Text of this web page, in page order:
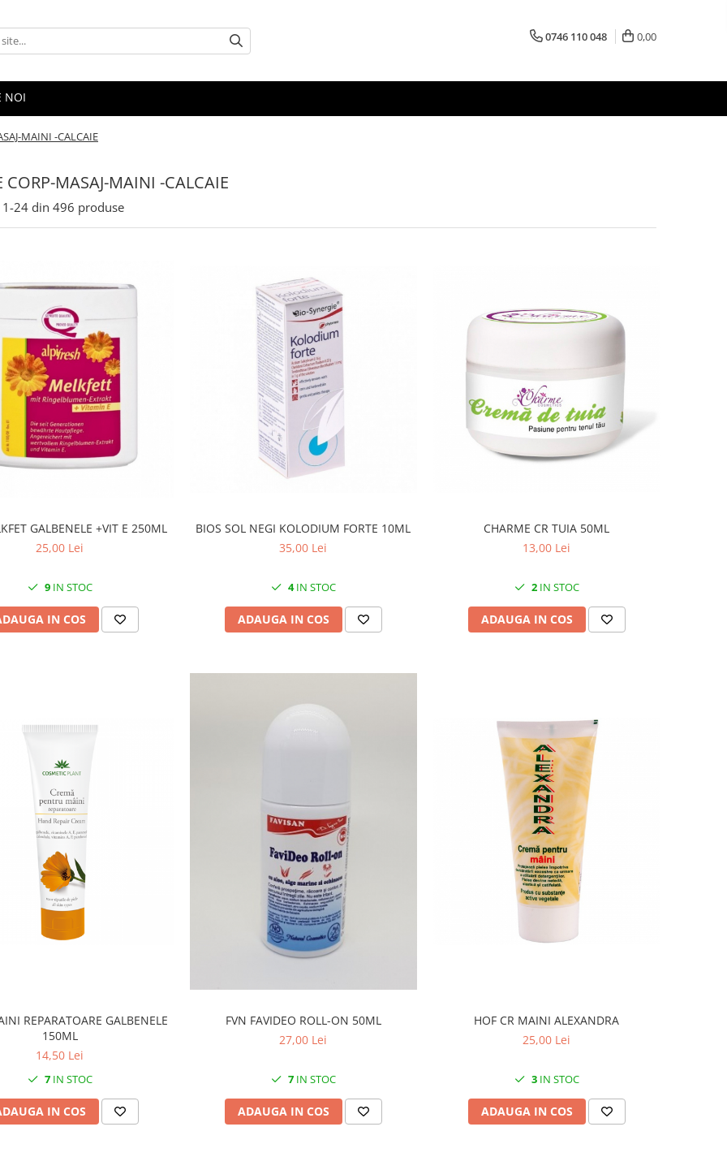
0746 110 048 0,00
NOI
MAINI -CALCAIE
CORP-MASAJ-MAINI -CALCAIE
1-24 din 496 produse
GALBENELE +VIT E 250ML
25,00 Lei
9IN STOC
IN COS
BIOS SOL NEGI KOLODIUM FORTE 10ML
35,00 Lei
4IN STOC
ADAUGA IN COS
CHARME CR TUIA 50ML
13,00 Lei
2IN STOC
ADAUGA IN COS
REPARATOARE GALBENELE
150ML
14,50 Lei
7IN STOC
IN COS
FVN FAVIDEO ROLL-ON 50ML
27,00 Lei
7IN STOC
ADAUGA IN COS
HOF CR MAINI ALEXANDRA
25,00 Lei
3IN STOC
ADAUGA IN COS